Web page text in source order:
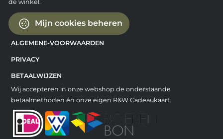
de winkel.
Mijn cookies beheren
ALGEMENE-VOORWAARDEN
PRIVACY
BETAALWIJZEN
Wij accepteren in onze webshop de onderstaande
betaalmethoden én onze eigen R&W Cadeaukaart.